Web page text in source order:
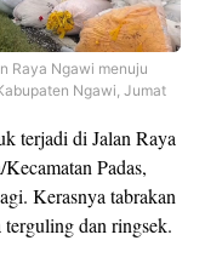
Raya Ngawi menuju
Ngawi, Jumat
terjadi di Jalan Raya
Padas,
Kerasnya tabrakan
dan ringsek.